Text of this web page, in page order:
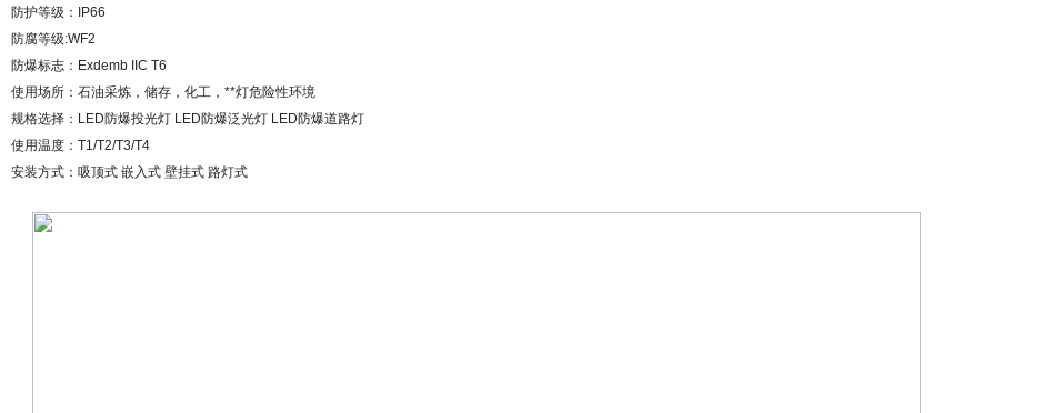
防护等级：
IP66
防腐等级:WF2
防爆标志： Exdemb IIC T6
使用场所：石油采炼，储存，化工， **灯危险性环境
规格选择： LED防爆投光灯 LED防爆泛光灯 LED防爆道路灯
使用温度： T1/T2/T3/T4
安装方式：吸顶式 嵌入式 壁挂式 路灯式